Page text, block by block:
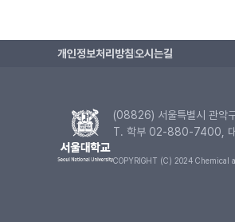
개인정보처리방침오시는길
(08826) 서울특별시 관악
T. 학부 02-880-7400,
COPYRIGHT (C) 2024